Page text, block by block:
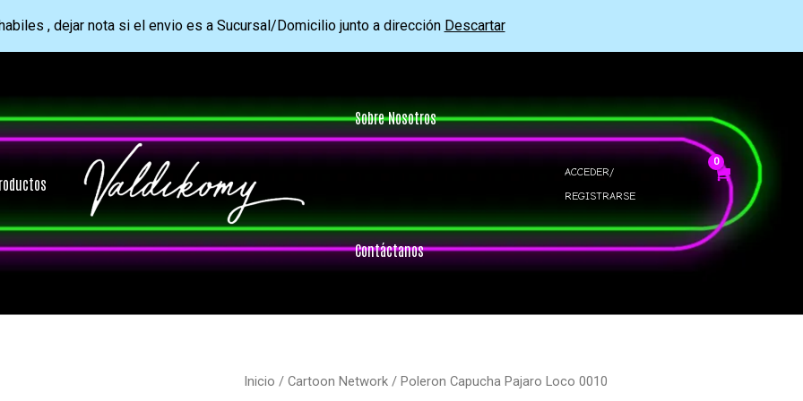
, dejar nota si el envio es a Sucursal/Domicilio junto a dirección Descartar
Sobre Nosotros
Contáctanos
ACCEDER/
REGISTRARSE
Inicio / Cartoon Network / Poleron Capucha Pajaro Loco 0010